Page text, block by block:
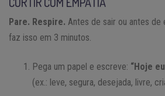
Pare. Respire. Antes de sair ou antes de
faz isso em 3 minutos.
Pega um papel e escreve: “Hoje
(ex.: leve, segura, desejada, livre,